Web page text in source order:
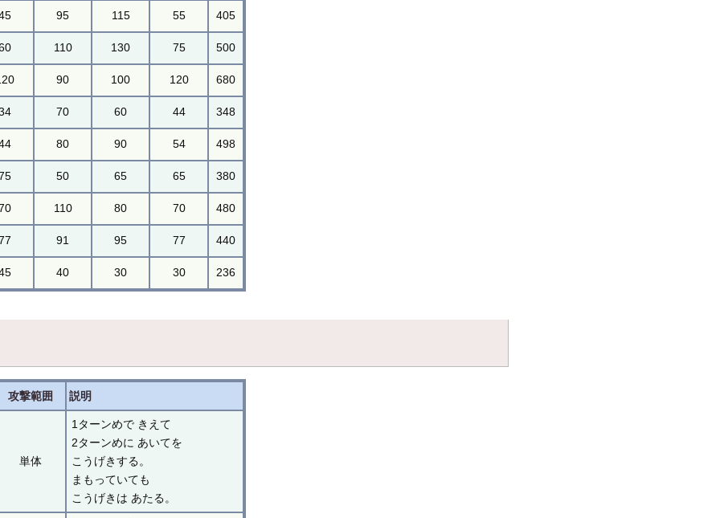
95 115 55 405
110 130 75 500
90 100 120 680
70 60 44 348
80 90 54 498
50 65 65 380
110 80 70 480
91 95 77 440
40 30 30 236
攻撃範囲 説明
単体
1ターンめで きえて
2ターンめに あいてを
こうげきする。
まもっていても
こうげきは あたる。